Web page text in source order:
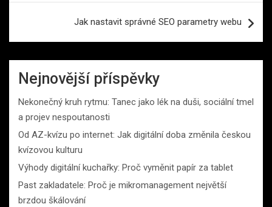
Jak nastavit správné SEO parametry webu
Nejnovější příspěvky
Nekonečný kruh rytmu: Tanec jako lék na duši, sociální tmel
a projev nespoutanosti
Od AZ-kvízu po internet: Jak digitální doba změnila českou
kvízovou kulturu
Výhody digitální kuchařky: Proč vyměnit papír za tablet
Past zakladatele: Proč je mikromanagement největší
brzdou škálování